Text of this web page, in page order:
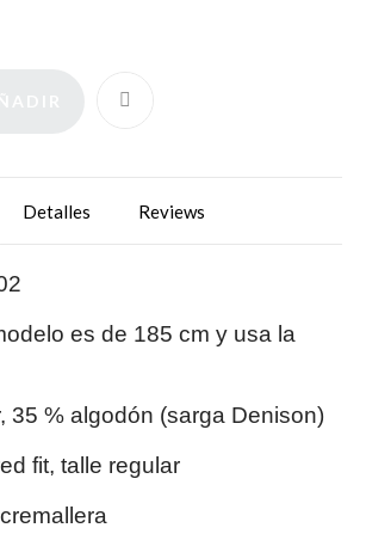
Detalles Reviews
es de 185 cm y usa la
35 % algodón (sarga Denison)
fit, talle regular